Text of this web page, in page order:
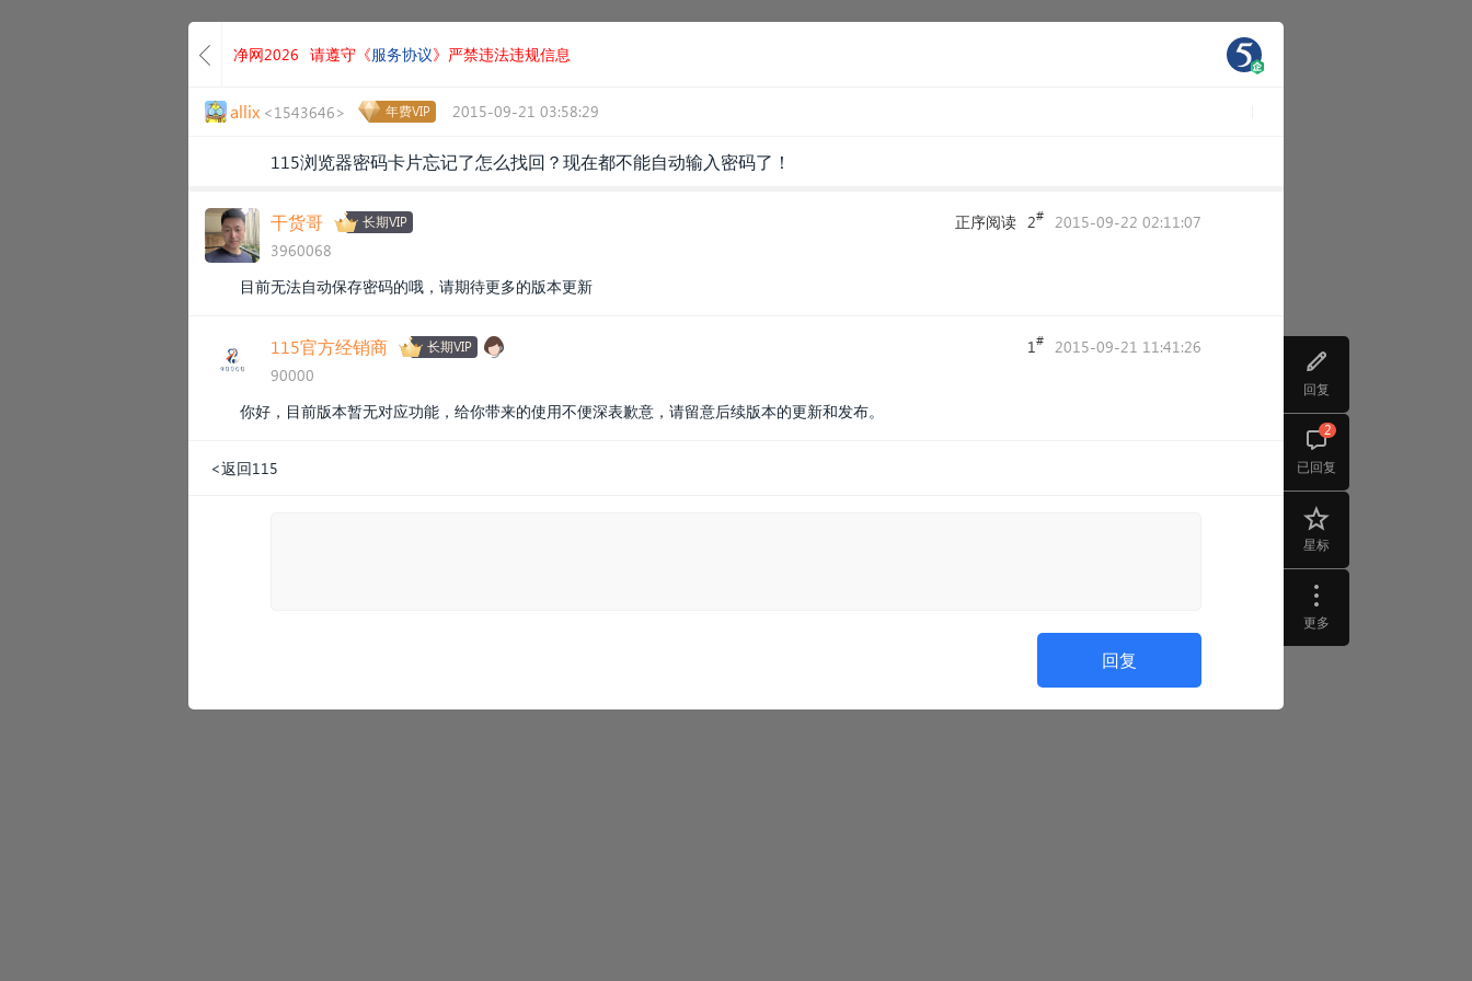
回复
已回复
2
星标
更多
净网2026 请遵守《服务协议》严禁违法违规信息
allix <1543646> 年费VIP 2015-09-21 03:58:29
115浏览器密码卡片忘记了怎么找回？现在都不能自动输入密码了！
干货哥 长期VIP
3960068
正序阅读 2# 2015-09-22 02:11:07
目前无法自动保存密码的哦，请期待更多的版本更新
115官方经销商 长期VIP
90000
1# 2015-09-21 11:41:26
你好，目前版本暂无对应功能，给你带来的使用不便深表歉意，请留意后续版本的更新和发布。
<返回115
回复